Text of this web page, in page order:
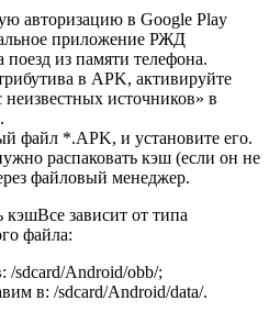
авторизацию в Google Play
приложение РЖД
из памяти телефона.
в APK, активируйте
источников» в
файл *.APK, и установите его.
распаковать кэш (если он не
файловый менеджер.
кэшВсе зависит от типа
файла:
/sdcard/Android/obb/;
в: /sdcard/Android/data/.